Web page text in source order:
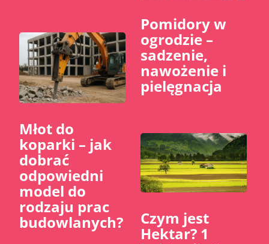
Młot do
koparki – jak
dobrać
odpowiedni
model do
rodzaju prac
budowlanych?
Pomidory w
ogrodzie –
sadzenie,
nawożenie i
pielęgnacja
Czym jest
Hektar? 1